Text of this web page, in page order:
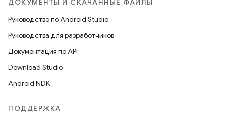
ДОКУМЕНТЫ И СКАЧАННЫЕ ФАЙЛЫ
Руководство по Android Studio
Руководства для разработчиков
Документация по API
Download Studio
Android NDK
ПОДДЕРЖКА